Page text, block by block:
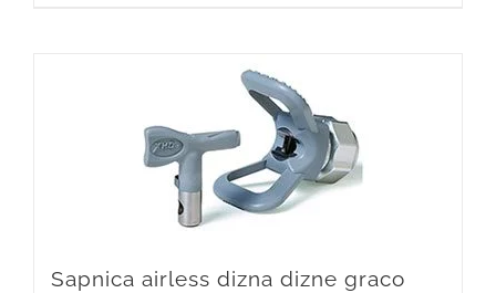
Sapnica airless dizna dizne graco